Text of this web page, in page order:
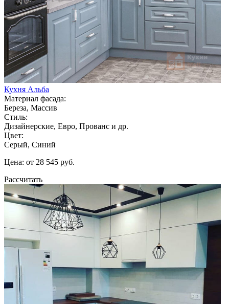
Кухня Альба
Материал фасада:
Береза, Массив
Стиль:
Дизайнерские, Евро, Прованс и др.
Цвет:
Серый, Синий
Цена: от 28 545 руб.
Рассчитать